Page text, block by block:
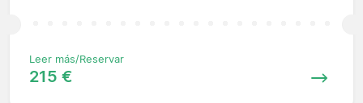
Leer más/Reservar
215 €